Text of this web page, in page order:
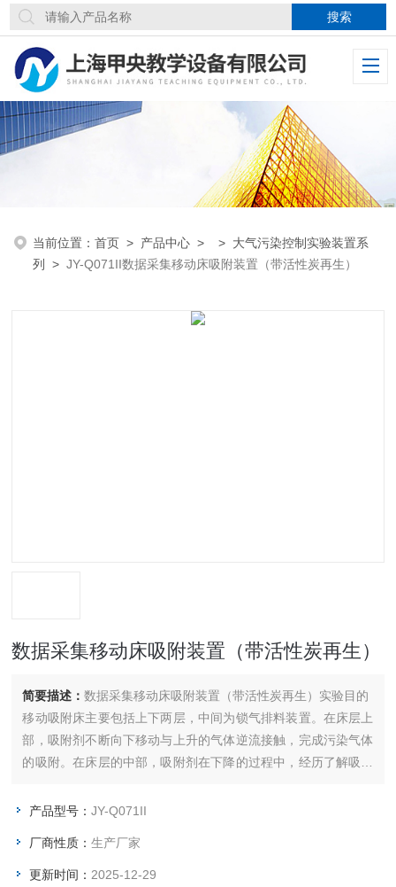
当前位置：首页 > 产品中心 > > 大气污染控制实验装置系
列
>JY-Q071II数据采集移动床吸附装置（带活性炭再生）
数据采集移动床吸附装置（带活性炭再生）
简要描述：数据采集移动床吸附装置（带活性炭再生）实验目的
移动吸附床主要包括上下两层，中间为锁气排料装置。在床层上
部，吸附剂不断向下移动与上升的气体逆流接触，完成污染气体
的吸附。在床层的中部，吸附剂在下降的过程中，经历了解吸再
附。脱附下来的浓集气体通过冷凝回收部分污染物。
产品型号：JY-Q071II
厂商性质：生产厂家
更新时间： 2025-12-29